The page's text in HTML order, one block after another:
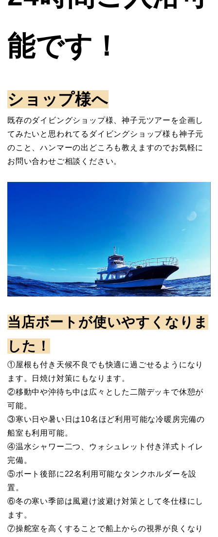
能です！
ショップ様へ
既存のダイビングショップ様、神子元ツアーを企画し
てみたいと思われてるダイビングショップ様も神子元
のこと、ハンマーの出どころも教えますのでお気軽に
お問い合わせご相談ください。
当店ボートが使いやすくなりま
した！
①屋根も付き天候不良でも快適に過ごせるようになり
ます。日焼け対策にもなります。
②移動中や沖待ち中は広々とした二階デッキで休憩が
可能。
③寒い日や暑い日は10名ほど利用可能な冷暖房完備の
船室も利用可能。
④温水シャワー二つ、ウォシュレット付き洋式トイレ
完備。
⑤ボート後部に22名利用可能なタンクホルダーを設
置。
⑥冬の寒い季節は風避け波避け対策として冬仕様にし
ます。
⑦操舵室を高くすることで船上からの視界が良くなり